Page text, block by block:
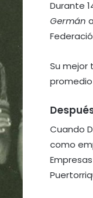
Durante
Germán
Su mejor
Cuando
como